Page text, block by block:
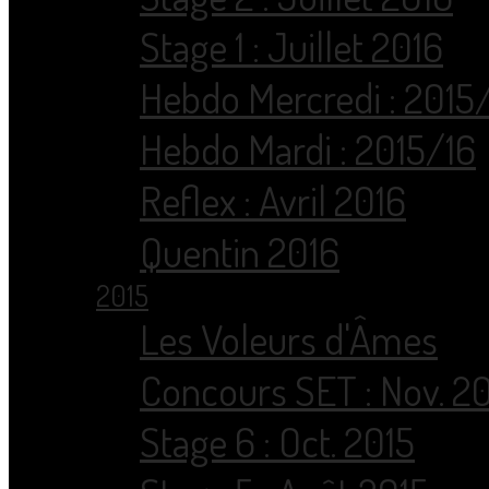
Stage 1 : Juillet 2016
Hebdo Mercredi :
Hebdo Mardi : 2015/16
Reflex : Avril 2016
Quentin 2016
2015
Les Voleurs d'Âmes
Concours SET : Nov.
Stage 6 : Oct. 2015